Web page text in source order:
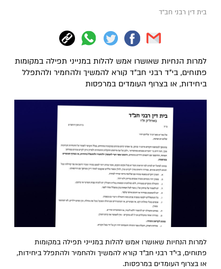
בית דין רבני חב"ד
למרות הנחיות שאושרו אמש להלות במנייני תפילה במקומות
פתוחים, בי"ד רבני חב"ד קורא להמשיך ולהחמיר ולהתפלל
ביחידות, או בצרוף העומדים במרפסות
למרות הנחיות שאושרו אמש להלות במנייני תפילה במקומות
פתוחים, בי"ד רבני חב"ד קורא להמשיך ולהחמיר ולהתפלל ביחידות,
או בצרוף העומדים במרפסות.